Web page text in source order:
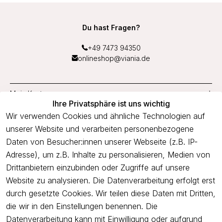
Ihre Privatsphäre ist uns wichtig
Wir verwenden Cookies und ähnliche Technologien auf
unserer Website und verarbeiten personenbezogene
Daten von Besucher:innen unserer Webseite (z.B. IP-
Adresse), um z.B. Inhalte zu personalisieren, Medien von
Drittanbietern einzubinden oder Zugriffe auf unsere
Website zu analysieren. Die Datenverarbeitung erfolgt erst
durch gesetzte Cookies. Wir teilen diese Daten mit Dritten,
die wir in den Einstellungen benennen. Die
Datenverarbeitung kann mit Einwilligung oder aufgrund
Du hast Fragen?
+49 7473 94350
onlineshop@viania.de
Mein Konto
Service
Unternehmen
Newsletter
Freue dich über 5€ Rabatt bei deiner nächsten Bestellung und
profitiere von Angeboten.